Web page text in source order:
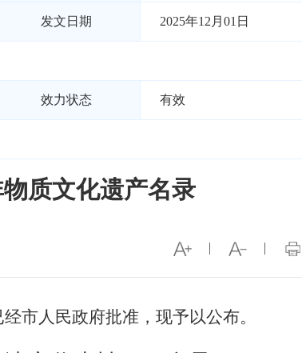
发文日期 2025年12月01日
效力状态 有效
质文化遗产名录
市人民政府批准，现予以公布。